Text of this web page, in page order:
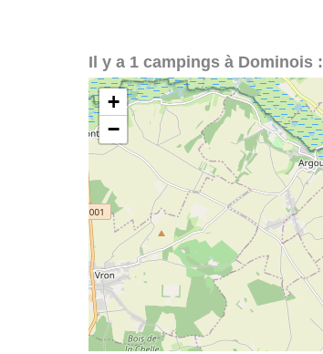
Il y a 1 campings à Dominois :
+
−